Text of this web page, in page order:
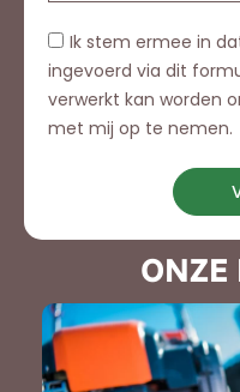
Ik stem ermee in
ingevoerd via dit
verwerkt kan worden
met mij op te nemen.
ONZE